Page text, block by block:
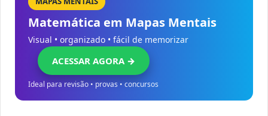
Matemática em Mapas Mentais
Visual • organizado • fácil de memorizar
ACESSAR AGORA →
Ideal para revisão • provas • concursos